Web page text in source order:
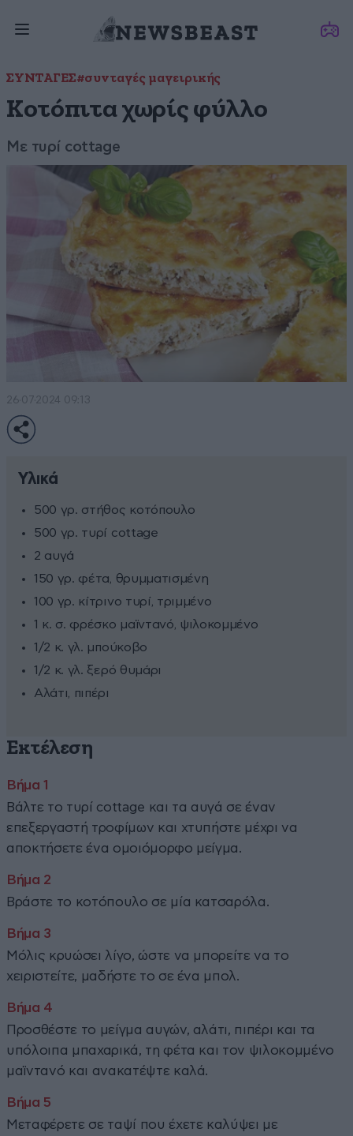
ΣΥΝΤΑΓΕΣ#συνταγές μαγειρικής
Κοτόπιτα χωρίς φύλλο
Με τυρί cottage
26·07·2024 09:13
Υλικά
500 γρ. στήθος κοτόπουλο
500 γρ. τυρί cottage
2 αυγά
150 γρ. φέτα, θρυμματισμένη
100 γρ. κίτρινο τυρί, τριμμένο
1 κ. σ. φρέσκο μαϊντανό, ψιλοκομμένο
1/2 κ. γλ. μπούκοβο
1/2 κ. γλ. ξερό θυμάρι
Αλάτι, πιπέρι
Εκτέλεση
Βάλτε το τυρί cottage και τα αυγά σε έναν
επεξεργαστή τροφίμων και χτυπήστε μέχρι να
αποκτήσετε ένα ομοιόμορφο μείγμα.
Βράστε το κοτόπουλο σε μία κατσαρόλα.
Μόλις κρυώσει λίγο, ώστε να μπορείτε να το
χειριστείτε, μαδήστε το σε ένα μπολ.
Προσθέστε το μείγμα αυγών, αλάτι, πιπέρι και τα
υπόλοιπα μπαχαρικά, τη φέτα και τον ψιλοκομμένο
μαϊντανό και ανακατέψτε καλά.
Μεταφέρετε σε ταψί που έχετε καλύψει με